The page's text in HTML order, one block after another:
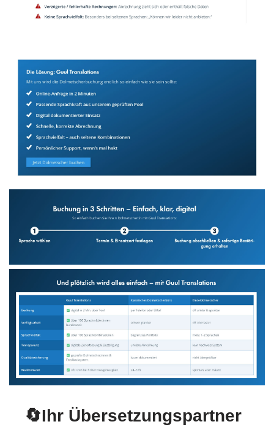
🔄Ihr Übersetzungspartner